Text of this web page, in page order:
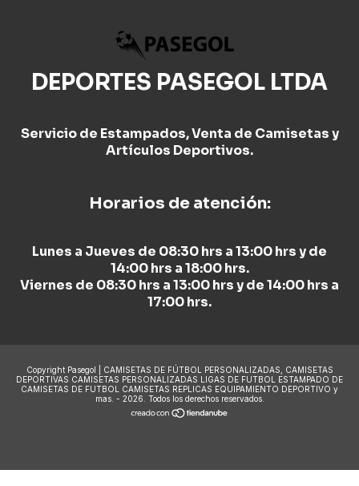
DEPORTES PASEGOL LTDA
Servicio de Estampados, Venta de Camisetas y
Artículos Deportivos.
Horarios de atención:
Lunes a Jueves de 08:30 hrs a 13:00 hrs y de
14:00 hrs a 18:00 hrs.
Viernes de 08:30 hrs a 13:00 hrs y de 14:00 hrs a
17:00 hrs.
Copyright Pasegol | CAMISETAS DE FÚTBOL PERSONALIZADAS, CAMISETAS
DEPORTIVAS CAMISETAS PERSONALIZADAS LIGAS DE FUTBOL ESTAMPADO DE
CAMISETAS DE FUTBOL CAMISETAS REPLICAS EQUIPAMIENTO DEPORTIVO y
mas. - 2026. Todos los derechos reservados.